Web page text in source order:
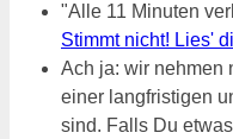
"Alle 11 Minuten
Stimmt nicht! Lies'
Ach ja: wir nehmen
einer langfristigen
sind. Falls Du